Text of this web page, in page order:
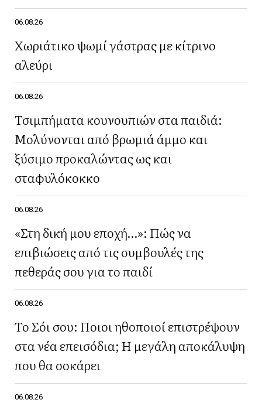
06.08.26
Χωριάτικο ψωμί γάστρας με κίτρινο
αλεύρι
06.08.26
Τσιμπήματα κουνουπιών στα παιδιά:
Μολύνονται από βρωμιά άμμο και
ξύσιμο προκαλώντας ως και
σταφυλόκοκκο
06.08.26
«Στη δική μου εποχή…»: Πώς να
επιβιώσεις από τις συμβουλές της
πεθεράς σου για το παιδί
06.08.26
Το Σόι σου: Ποιοι ηθοποιοί επιστρέψουν
στα νέα επεισόδια; Η μεγάλη αποκάλυψη
που θα σοκάρει
06.08.26